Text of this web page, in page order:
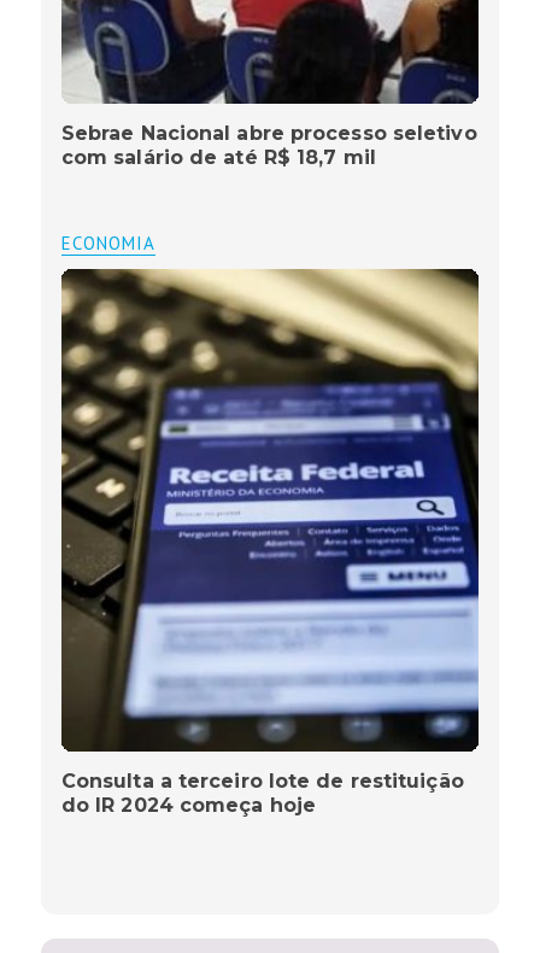
Sebrae Nacional abre processo seletivo
com salário de até R$ 18,7 mil
ECONOMIA
Consulta a terceiro lote de restituição
do IR 2024 começa hoje